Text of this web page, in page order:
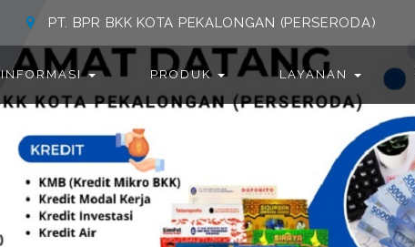
PT. BPR BKK KOTA PEKALONGAN (PERSERODA)
INFORMASI PRODUK LAYANAN